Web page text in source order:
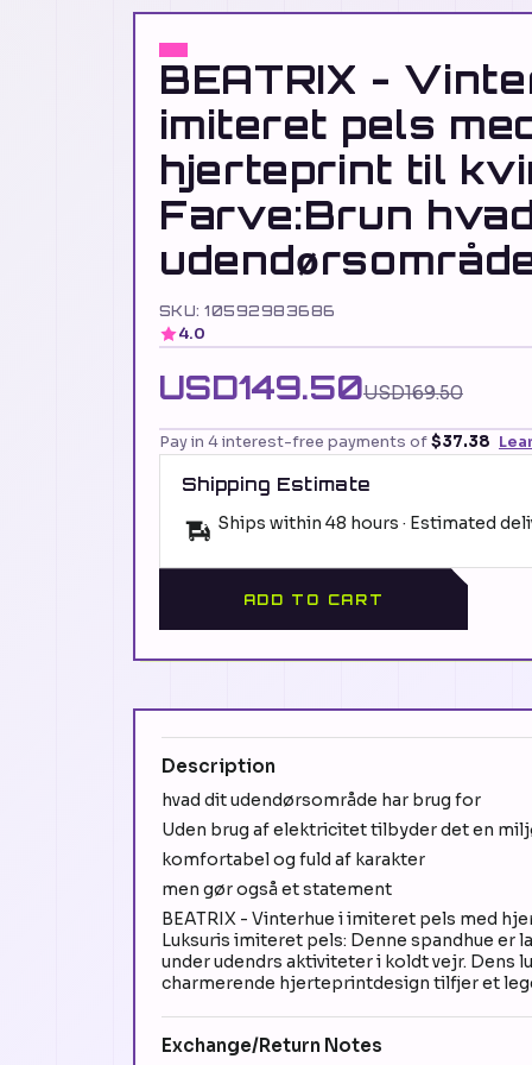
BEATRIX -
imiteret pels
hjerteprint til
Farve:Brun
SKU: 10592983686
4.0
USD149.50USD169.50
Pay in 4 interest-free payments of$37.38
Shipping Estimate
Ships within 48 hours · Estimated
ADD TO CART
Description
hvad dit udendørsområde har brug for
Uden brug af elektricitet tilbyder det en
komfortabel og fuld af karakter
men gør også et statement
BEATRIX - Vinterhue i imiteret pels med
Luksuris imiteret pels: Denne spandhue
under udendrs aktiviteter i koldt vejr.
charmerende hjerteprintdesign tilfjer et
Exchange/Return Notes